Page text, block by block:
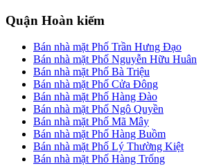
Quận Hoàn kiếm
Bán nhà mặt Phố Trần Hưng Đạo
Bán nhà mặt Phố Nguyễn Hữu Huân
Bán nhà mặt Phố Bà Triệu
Bán nhà mặt Phố Cửa Đông
Bán nhà mặt Phố Hàng Đào
Bán nhà mặt Phố Ngô Quyền
Bán nhà mặt Phố Mã Mây
Bán nhà mặt Phố Hàng Buồm
Bán nhà mặt Phố Lý Thường Kiệt
Bán nhà mặt Phố Hàng Trống